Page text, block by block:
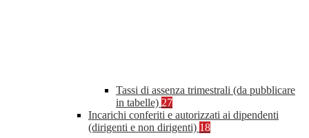
Tassi di assenza trimestrali (da pubblicare
in tabelle) 27
Incarichi conferiti e autorizzati ai dipendenti
(dirigenti e non dirigenti) 18